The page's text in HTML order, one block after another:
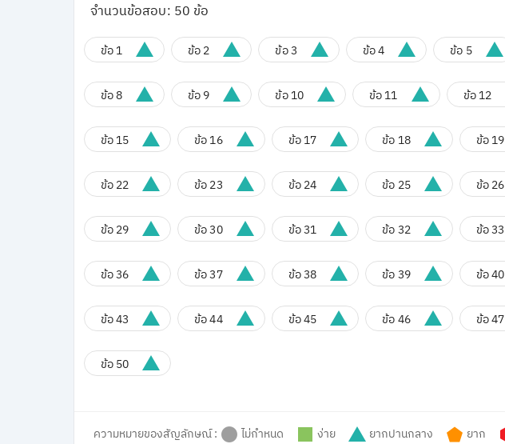
จำนวนข้อสอบ: 50 ข้อ
ข้อ 1 ข้อ 2 ข้อ 3 ข้อ 4 ข้อ 5
ข้อ 8 ข้อ 9 ข้อ 10 ข้อ 11 ข้อ 12
ข้อ 15 ข้อ 16 ข้อ 17 ข้อ 18 ข้อ 19
ข้อ 22 ข้อ 23 ข้อ 24 ข้อ 25 ข้อ 26
ข้อ 29 ข้อ 30 ข้อ 31 ข้อ 32 ข้อ 33
ข้อ 36 ข้อ 37 ข้อ 38 ข้อ 39 ข้อ 40
ข้อ 43 ข้อ 44 ข้อ 45 ข้อ 46 ข้อ 47
ข้อ 50
ความหมายของสัญลักษณ์ : ไม่กำหนด ง่าย ยากปานกลาง ยาก